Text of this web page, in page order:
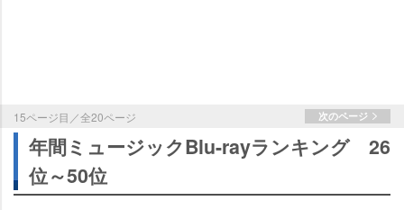
15ページ目／全20ページ 次のページ
年間ミュージックBlu-rayランキング 26
位～50位